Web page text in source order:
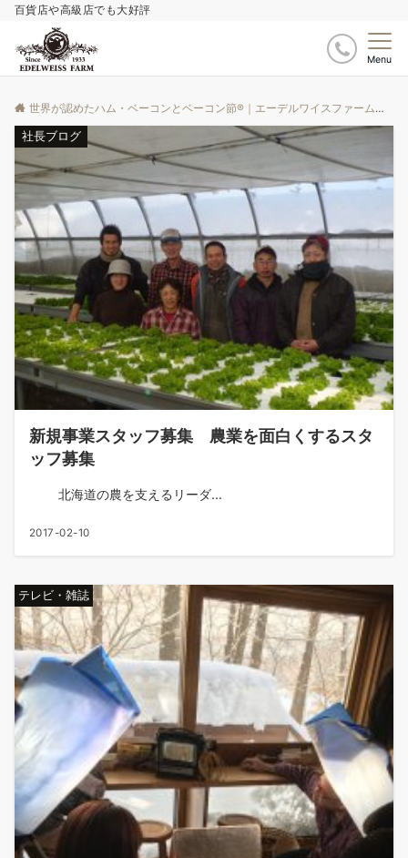
百貨店や高級店でも大好評
Menu
世界が認めたハム・ベーコンとベーコン節®｜エーデルワイスファーム
社長ブログ
新規事業スタッフ募集 農業を面白くするスタ
ッフ募集
北海道の農を支えるリーダ...
2017-02-10
テレビ・雑誌